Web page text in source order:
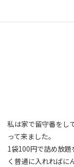
私は家で留守番をし
って来ました。
1袋100円で詰め放
く普通に入れればに